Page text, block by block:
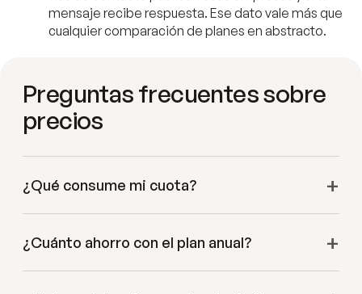
mensaje recibe respuesta. Ese dato vale más que
cualquier comparación de planes en abstracto.
Preguntas frecuentes sobre
precios
¿Qué consume mi cuota?
¿Cuánto ahorro con el plan anual?